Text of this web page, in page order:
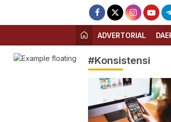
ADVERTORIAL
#Konsistensi